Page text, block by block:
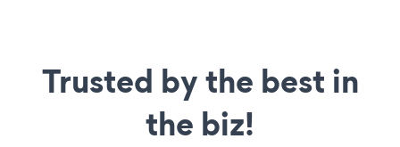
Trusted by the best in
the biz!